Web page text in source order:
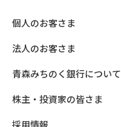
個人のお客さま
法人のお客さま
青森みちのく銀行について
株主・投資家の皆さま
採用情報